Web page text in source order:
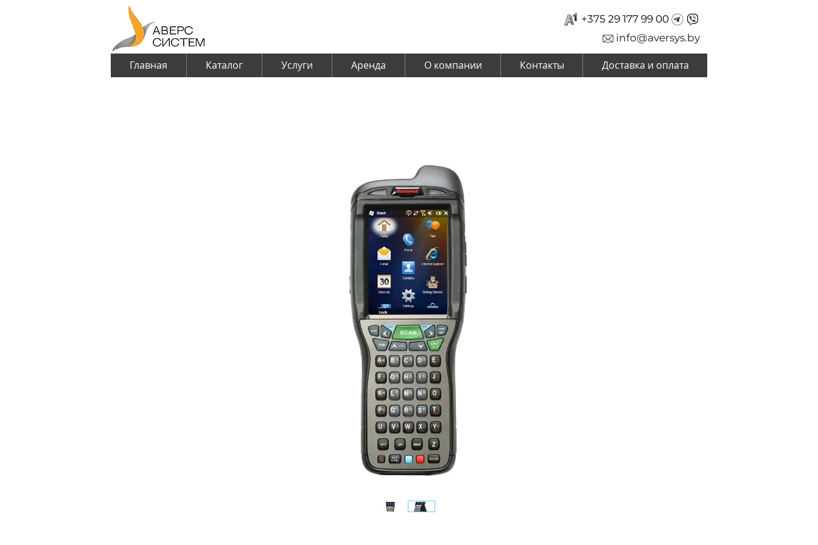
+375 29 177 99 00
info@aversys.by
Главная Каталог Услуги Аренда О компании Контакты Доставка и оплата